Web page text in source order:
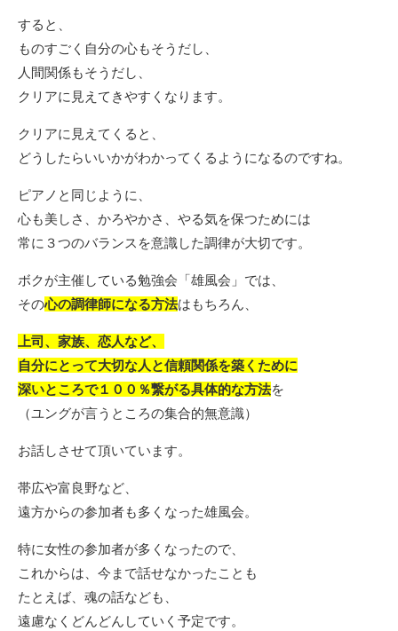
すると、
ものすごく自分の心もそうだし、
人間関係もそうだし、
クリアに見えてきやすくなります。
クリアに見えてくると、
どうしたらいいかがわかってくるようになるのですね。
ピアノと同じように、
心も美しさ、かろやかさ、やる気を保つためには
常に３つのバランスを意識した調律が大切です。
ボクが主催している勉強会「雄風会 」では、
その心の調律師になる方法はもちろん、
上司、家族、恋人など、
自分にとって大切な人と信頼関係を築くために
深いところで１００％繋がる具体的な方法を
（ユングが言うところの集合的無意識）
お話しさせて頂いています。
帯広や富良野など、
遠方からの参加者も多くなった雄風会。
特に女性の参加者が多くなったので、
これからは、今まで話せなかったことも
たとえば、魂の話なども、
遠慮なくどんどんしていく予定です。